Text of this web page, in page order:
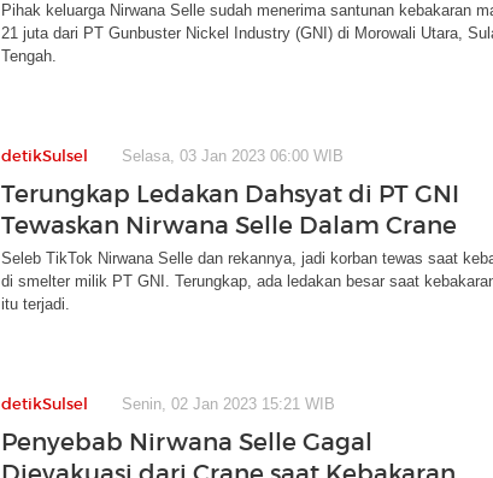
Pihak keluarga Nirwana Selle sudah menerima santunan kebakaran
21 juta dari PT Gunbuster Nickel Industry (GNI) di Morowali Utara,
Tengah.
detikSulsel Selasa, 03 Jan 2023 06:00 WIB
Terungkap Ledakan Dahsyat di PT GNI
Tewaskan Nirwana Selle Dalam Crane
Seleb TikTok Nirwana Selle dan rekannya, jadi korban tewas saat
di smelter milik PT GNI. Terungkap, ada ledakan besar saat
itu terjadi.
detikSulsel Senin, 02 Jan 2023 15:21 WIB
Penyebab Nirwana Selle Gagal